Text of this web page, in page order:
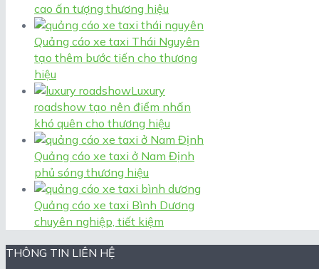
cao ấn tượng thương hiệu
Quảng cáo xe taxi Thái Nguyên
tạo thêm bước tiến cho thương
hiệu
Luxury
roadshow tạo nên điểm nhấn
khó quên cho thương hiệu
Quảng cáo xe taxi ở Nam Định
phủ sóng thương hiệu
Quảng cáo xe taxi Bình Dương
chuyên nghiệp, tiết kiệm
THÔNG TIN LIÊN HỆ